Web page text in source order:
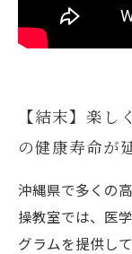
【結末】楽
の健康寿命が
沖縄県で多くの
操教室では、医
グラムを提供して